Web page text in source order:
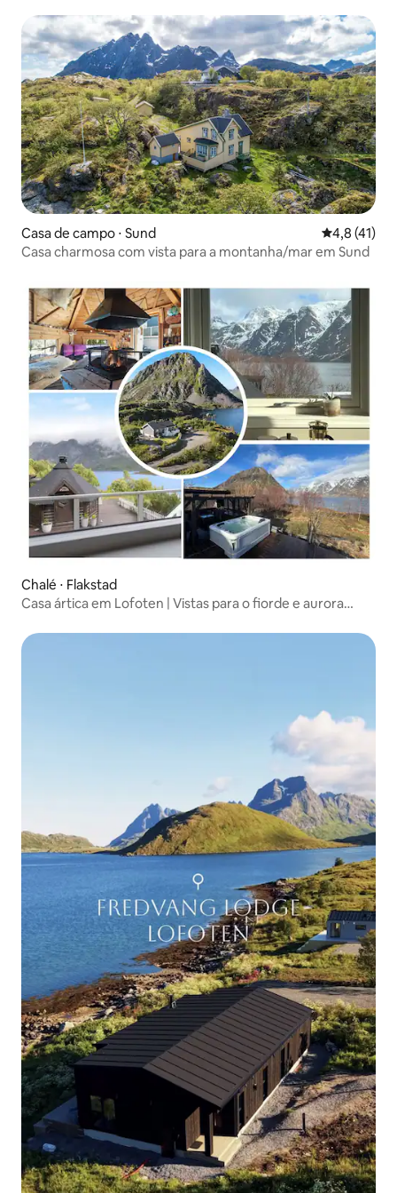
Casa de campo ⋅ Sund 4,8 de uma
4,8 (41)
Casa charmosa com vista para a montanha/mar em Sund
Chalé ⋅ Flakstad
Casa ártica em Lofoten | Vistas para o fiorde e aurora